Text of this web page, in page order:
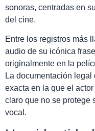
sonoras, centradas en
del cine.
Entre los registros más
audio de su icónica frase
originalmente en la
La documentación
exacta en la que el
claro que no se protege
vocal.